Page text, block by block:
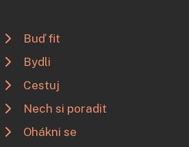
Buď fit
Bydli
Cestuj
Nech si poradit
Ohákni se